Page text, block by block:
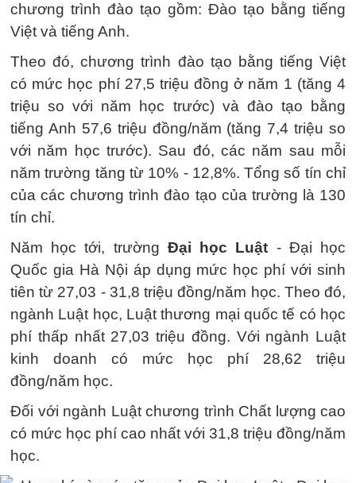
chương trình đào tạo gồm: Đào tạo bằng tiếng
Việt và tiếng Anh.
Theo đó, chương trình đào tạo bằng tiếng Việt
có mức học phí 27,5 triệu đồng ở năm 1 (tăng 4
triệu so với năm học trước) và đào tạo bằng
tiếng Anh 57,6 triệu đồng/năm (tăng 7,4 triệu so
với năm học trước). Sau đó, các năm sau mỗi
năm trường tăng từ 10% - 12,8%. Tổng số tín chỉ
của các chương trình đào tạo của trường là 130
tín chỉ.
Năm học tới, trường Đại học Luật - Đại học
Quốc gia Hà Nội áp dụng mức học phí với sinh
tiên từ 27,03 - 31,8 triệu đồng/năm học. Theo đó,
ngành Luật học, Luật thương mại quốc tế có học
phí thấp nhất 27,03 triệu đồng. Với ngành Luật
kinh doanh có mức học phí 28,62 triệu
đồng/năm học.
Đối với ngành Luật chương trình Chất lượng cao
có mức học phí cao nhất với 31,8 triệu đồng/năm
học.